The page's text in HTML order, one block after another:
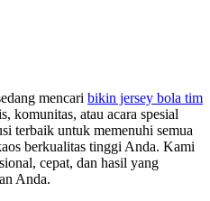
mencari bikin jersey bola tim
komunitas, atau acara spesial
terbaik untuk memenuhi semua
berkualitas tinggi Anda. Kami
cepat, dan hasil yang
Anda.